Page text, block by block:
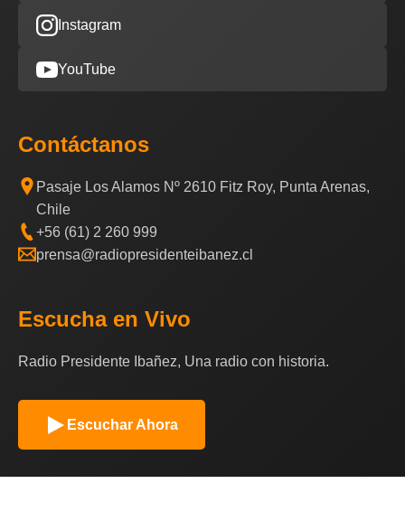
Instagram
YouTube
Contáctanos
Pasaje Los Alamos Nº 2610 Fitz Roy, Punta Arenas,
Chile
+56 (61) 2 260 999
prensa@radiopresidenteibanez.cl
Escucha en Vivo
Radio Presidente Ibañez, Una radio con historia.
Escuchar Ahora